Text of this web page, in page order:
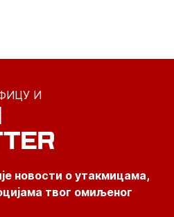
И
новости о утакмицама,
твог омиљеног